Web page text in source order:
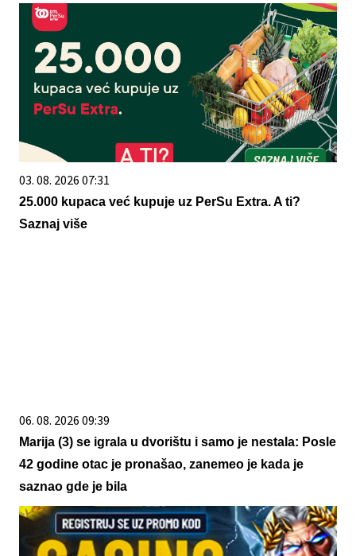
03. 08. 2026 07:31
25.000 kupaca već kupuje uz PerSu Extra. A ti?
Saznaj više
06. 08. 2026 09:39
Marija (3) se igrala u dvorištu i samo je nestala: Posle
42 godine otac je pronašao, zanemeo je kada je
saznao gde je bila